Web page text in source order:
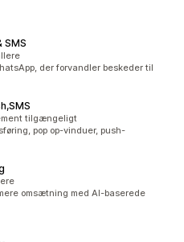
SMS
der forvandler beskeder til
tilgængeligt
pop op-vinduer, push-
omsætning med AI-baserede